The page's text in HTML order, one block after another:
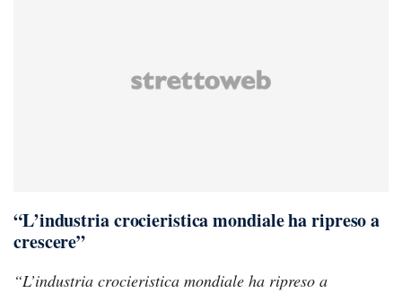
“L’industria crocieristica mondiale ha ripreso a
crescere”
“L’industria crocieristica mondiale ha ripreso a